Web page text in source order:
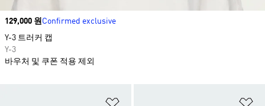
Price
129,000 원Confirmed exclusive
Y-3 트러커 캡
Y-3
바우처 및 쿠폰 적용 제외